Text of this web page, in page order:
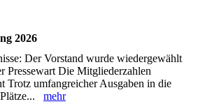
2026
Der Vorstand wurde wiedergewählt
Pressewart Die Mitgliederzahlen
Trotz umfangreicher Ausgaben in die
mehr